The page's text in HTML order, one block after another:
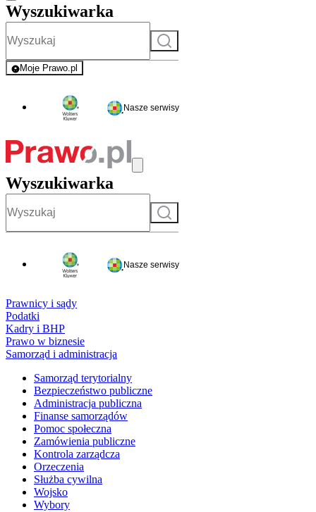
Wyszukiwarka
Szukaj
Moje Prawo.pl
- rejestracja i logowanie do serwisu
Nasze serwisy
Wyszukiwarka
Szukaj
Nasze serwisy
Prawnicy i sądy
Podatki
Kadry i BHP
Prawo w biznesie
Samorząd i administracja
Samorząd terytorialny
Bezpieczeństwo publiczne
Administracja publiczna
Finanse samorządów
Pomoc społeczna
Zamówienia publiczne
Kontrola zarządcza
Orzeczenia
Służba cywilna
Wojsko
Wybory